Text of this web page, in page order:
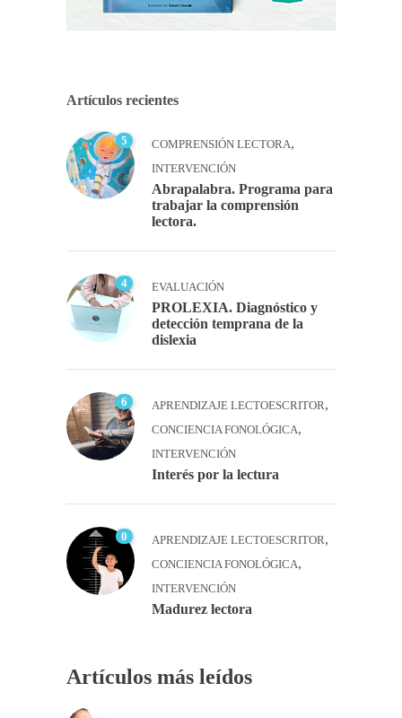
Artículos recientes
5 COMPRENSIÓN LECTORA,
INTERVENCIÓN
Abrapalabra. Programa para
trabajar la comprensión
lectora.
4 EVALUACIÓN
PROLEXIA. Diagnóstico y
detección temprana de la
dislexia
6 APRENDIZAJE LECTOESCRITOR,
CONCIENCIA FONOLÓGICA,
INTERVENCIÓN
Interés por la lectura
0 APRENDIZAJE LECTOESCRITOR,
CONCIENCIA FONOLÓGICA,
INTERVENCIÓN
Madurez lectora
Artículos más leídos